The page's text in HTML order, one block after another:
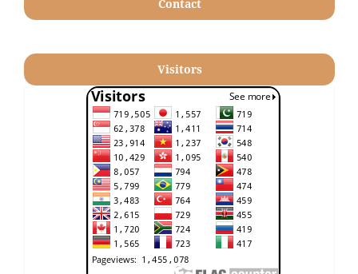
Contact
Visitors